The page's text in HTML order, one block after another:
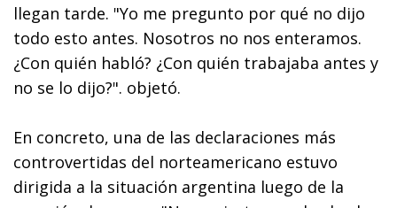
llegan tarde. "Yo me pregunto por qué no dijo
todo esto antes. Nosotros no nos enteramos.
¿Con quién habló? ¿Con quién trabajaba antes y
no se lo dijo?". objetó.
En concreto, una de las declaraciones más
controvertidas del norteamericano estuvo
dirigida a la situación argentina luego de la